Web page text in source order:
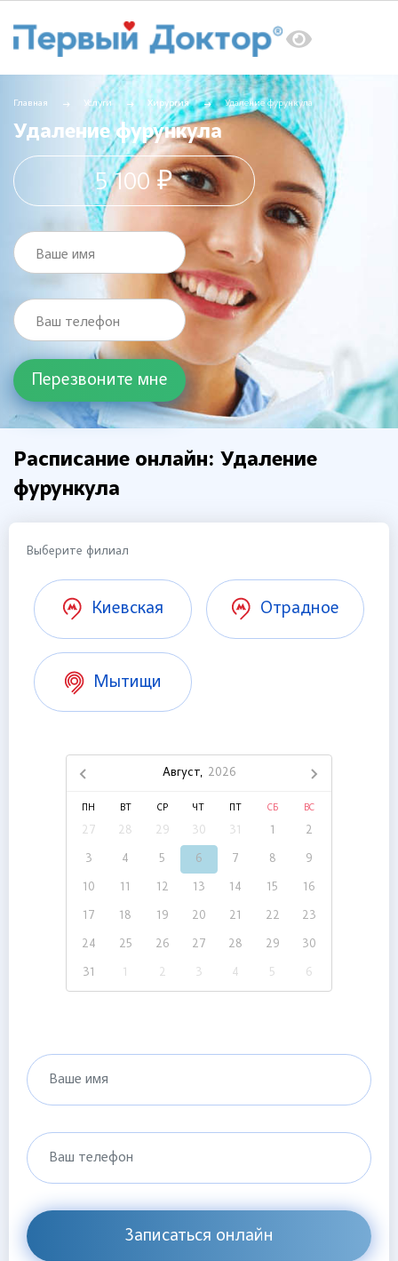
Главная Услуги Хирургия Удаление фурункула
Удаление фурункула
5 100 ₽
Ваше имя
Ваш телефон
Расписание онлайн: Удаление
фурункула
Выберите филиал
Киевская Отрадное
Мытищи
Август, 2026
ПН ВТ СР ЧТ СБ ВС
27 28 29 30 31 1 2
3 4 5 6 7 8 9
10 11 12 13 14 15 16
17 18 19 20 21 22 23
24 25 26 27 28 29 30
31 1 2 3 4 5 6
Ваше имя
Ваш телефон
Записаться онлайн